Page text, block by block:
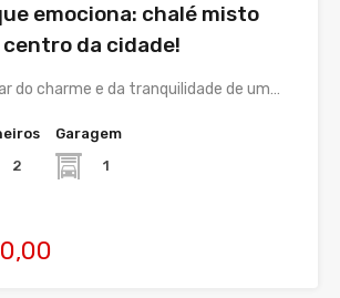
emociona: chalé misto
da cidade!
do charme e da tranquilidade de um…
2
Garagem
1